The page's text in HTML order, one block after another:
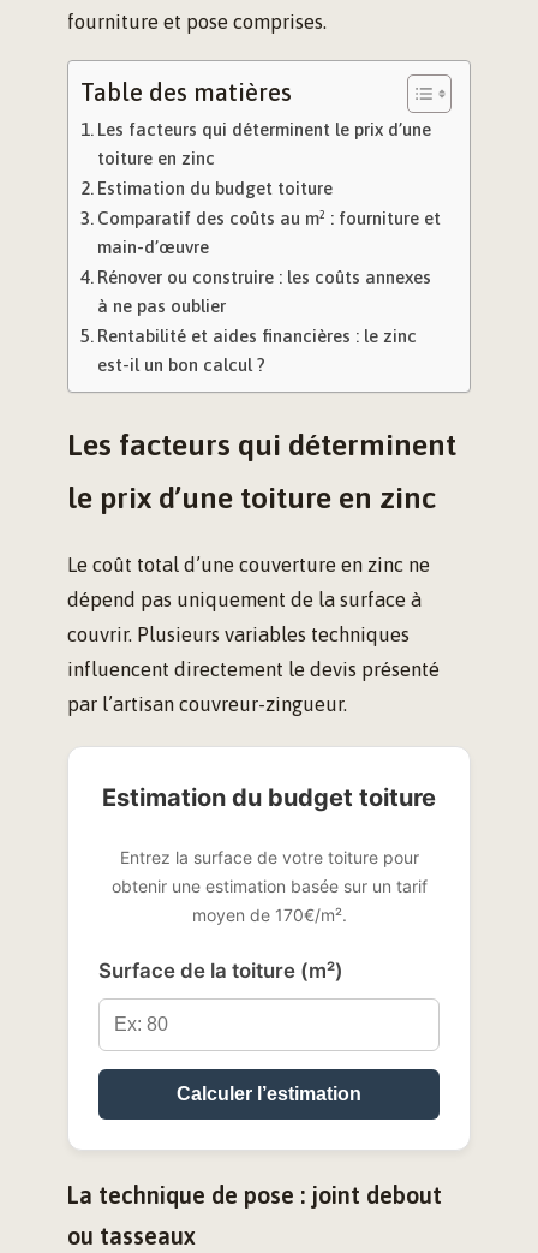
fourniture et pose comprises.
Table des matières
Les facteurs qui déterminent le prix d’une
toiture en zinc
Estimation du budget toiture
Comparatif des coûts au m² : fourniture et
main-d’œuvre
Rénover ou construire : les coûts annexes
à ne pas oublier
Rentabilité et aides financières : le zinc
est-il un bon calcul ?
Les facteurs qui déterminent
le prix d’une toiture en zinc
Le coût total d’une couverture en zinc ne
dépend pas uniquement de la surface à
couvrir. Plusieurs variables techniques
influencent directement le devis présenté
par l’artisan couvreur-zingueur.
Estimation du budget toiture
Entrez la surface de votre toiture pour
obtenir une estimation basée sur un tarif
moyen de 170€/m².
Surface de la toiture (m²)
Calculer l’estimation
La technique de pose : joint debout
ou tasseaux